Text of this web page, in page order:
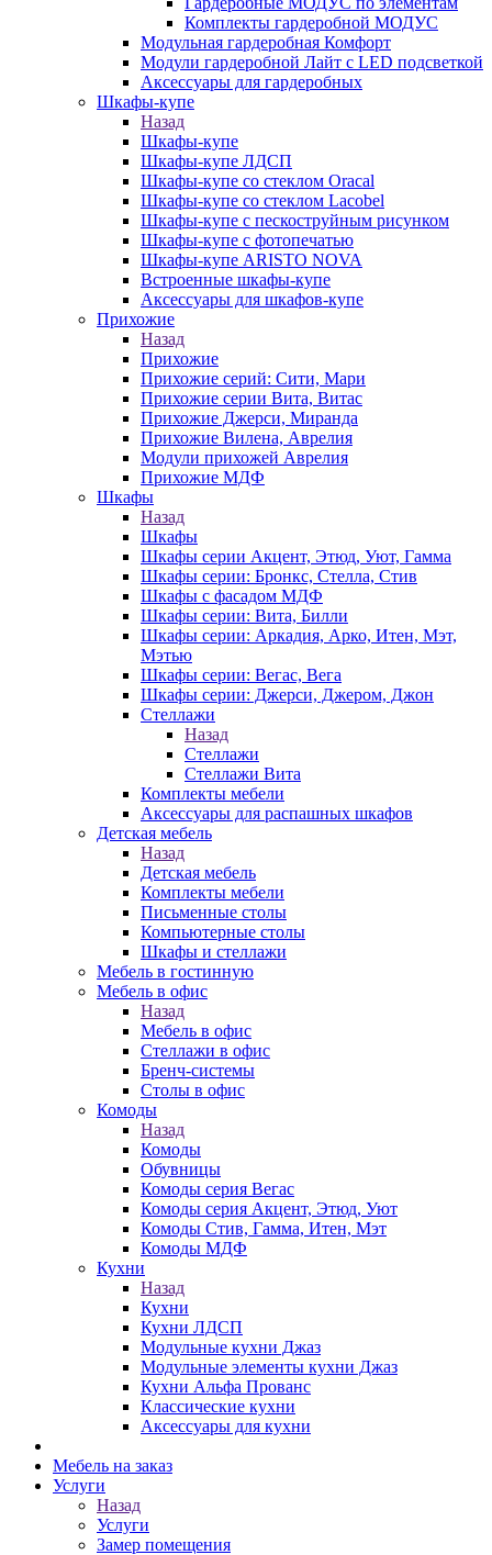
Комплекты гардеробной МОДУС
Модульная гардеробная Комфорт
Модули гардеробной Лайт с LED подсветкой
Аксессуары для гардеробных
Шкафы-купе
Назад
Шкафы-купе
Шкафы-купе ЛДСП
Шкафы-купе со стеклом Oracal
Шкафы-купе со стеклом Lacobel
Шкафы-купе с пескоструйным рисунком
Шкафы-купе с фотопечатью
Шкафы-купе ARISTO NOVA
Встроенные шкафы-купе
Аксессуары для шкафов-купе
Прихожие
Назад
Прихожие
Прихожие серий: Сити, Мари
Прихожие серии Вита, Витас
Прихожие Джерси, Миранда
Прихожие Вилена, Аврелия
Модули прихожей Аврелия
Прихожие МДФ
Шкафы
Назад
Шкафы
Шкафы серии Акцент, Этюд, Уют, Гамма
Шкафы серии: Бронкс, Стелла, Стив
Шкафы с фасадом МДФ
Шкафы серии: Вита, Билли
Шкафы серии: Аркадия, Арко, Итен, Мэт,
Мэтью
Шкафы серии: Вегас, Вега
Шкафы серии: Джерси, Джером, Джон
Стеллажи
Назад
Стеллажи
Стеллажи Вита
Комплекты мебели
Аксессуары для распашных шкафов
Детская мебель
Назад
Детская мебель
Комплекты мебели
Письменные столы
Компьютерные столы
Шкафы и стеллажи
Мебель в гостинную
Мебель в офис
Назад
Мебель в офис
Стеллажи в офис
Бренч-системы
Столы в офис
Комоды
Назад
Комоды
Обувницы
Комоды серия Вегас
Комоды серия Акцент, Этюд, Уют
Комоды Стив, Гамма, Итен, Мэт
Комоды МДФ
Кухни
Назад
Кухни
Кухни ЛДСП
Модульные кухни Джаз
Модульные элементы кухни Джаз
Кухни Альфа Прованс
Классические кухни
Аксессуары для кухни
Мебель на заказ
Услуги
Назад
Услуги
Замер помещения